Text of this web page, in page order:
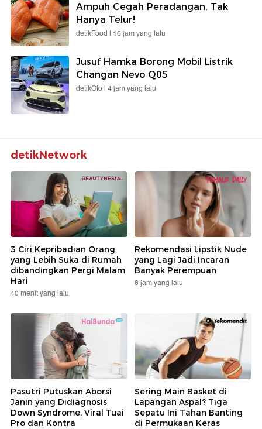
Ampuh Cegah Peradangan, Tak
Hanya Telur!
detikFood | 16 jam yang lalu
Jusuf Hamka Borong Mobil Listrik
Changan Nevo Q05
detikOto | 4 jam yang lalu
detikNetwork
3 Ciri Kepribadian Orang
yang Lebih Suka di Rumah
dibandingkan Pergi Malam
Hari
40 menit yang lalu
Rekomendasi Lipstik Nude
yang Lagi Jadi Incaran
Banyak Perempuan
8 jam yang lalu
Pasutri Putuskan Aborsi
Janin yang Didiagnosis
Down Syndrome, Viral Tuai
Pro dan Kontra
Sering Main Basket di
Lapangan Aspal? Tiga
Sepatu Ini Tahan Banting
di Permukaan Keras